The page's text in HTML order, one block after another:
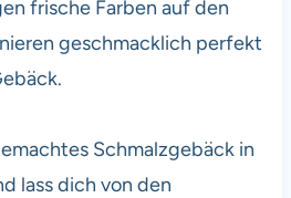
frische Farben auf den
geschmacklich perfekt
Schmalzgebäck in
lass dich von den